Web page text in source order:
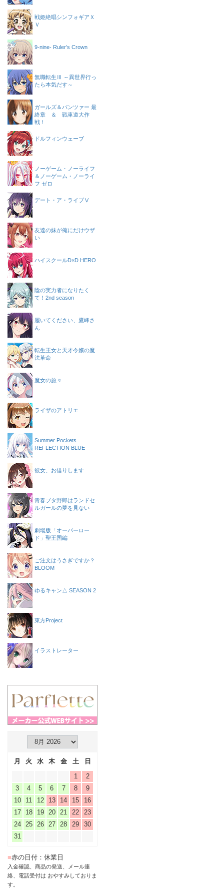
戦姫絶唱シンフォギアＸ
Ｖ
9-nine- Ruler’s Crown
無職転生Ⅲ ～異世界行っ
たら本気だす～
ガールズ＆パンツァー 最
終章 ＆ 戦車道大作
戦！
ドルフィンウェーブ
ノーゲーム・ノーライフ
＆ノーゲーム・ノーライ
フ ゼロ
デート・ア・ライブⅤ
友達の妹が俺にだけウザ
い
ハイスクールD×D HERO
陰の実力者になりたく
て！2nd season
履いてください、鷹峰さ
ん
転生王女と天才令嬢の魔
法革命
魔女の旅々
ライザのアトリエ
Summer Pockets
REFLECTION BLUE
彼女、お借りします
青春ブタ野郎はランドセ
ルガールの夢を見ない
劇場版「オーバーロー
ド」聖王国編
ご注文はうさぎですか？
BLOOM
ゆるキャン△ SEASON 2
東方Project
イラストレーター
月 火 水 木 金 土
日
1
2
3
4 5 6 7 8
9
10
11 12 13 14 15
16
17
18 19 20 21 22
23
24
25 26 27 28 29
30
31
■赤の日付：休業日
入金確認、商品の発送、メール連
絡、電話受付は おやすみしておりま
す。